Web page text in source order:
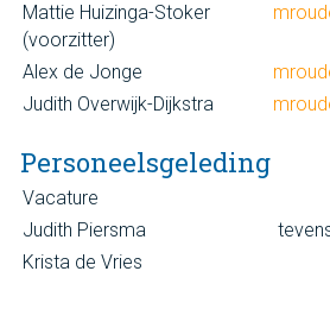
Mattie Huizinga-Stoker
(voorzitter)
Alex de Jonge
Judith Overwijk-Dijkstra
Personeelsgeleding
Vacature
Judith Piersma
Krista de Vries